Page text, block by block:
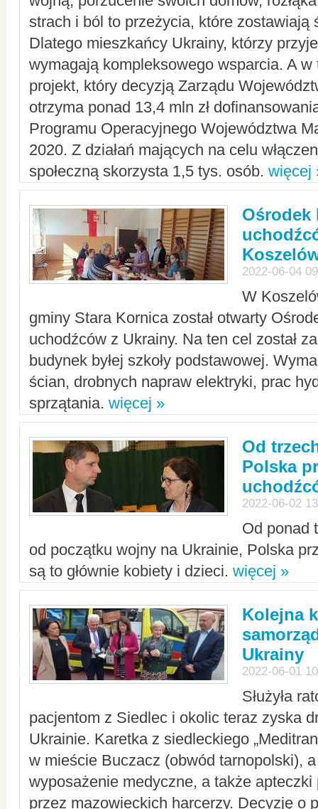
strach i ból to przeżycia, które zostawiają
Dlatego mieszkańcy Ukrainy, którzy
wymagają kompleksowego wsparcia. A w
projekt, który decyzją Zarządu
otrzyma ponad 13,4 mln zł
Programu Operacyjnego Województwa
2020. Z działań mających na celu
społeczną skorzysta 1,5 tys. osób. więcej
Ośrodek
2022-06-04
W
gminy Stara Kornica został otwarty
uchodźców z Ukrainy. Na ten cel został
budynek byłej szkoły podstawowej.
ścian, drobnych napraw elektryki, prac
sprzątania. więcej »
Od
Polska
2022-06-02
Od ponad
od początku wojny na Ukrainie, Polska
są to głównie kobiety i dzieci. więcej »
Kolejna
Ukrainy
2022-06-01
Służyła
pacjentom z Siedlec i okolic teraz zyska
Ukrainie. Karetka z siedleckiego
w mieście Buczacz (obwód tarnopolski),
wyposażenie medyczne, a także apteczki
przez mazowieckich harcerzy. Decyzję o